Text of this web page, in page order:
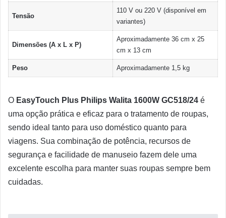
Tensão
110 V ou 220 V (disponível em
variantes)
Dimensões (A x L x P)
Aproximadamente 36 cm x 25
cm x 13 cm
Peso Aproximadamente 1,5 kg
O EasyTouch Plus Philips Walita 1600W GC518/24 é
uma opção prática e eficaz para o tratamento de roupas,
sendo ideal tanto para uso doméstico quanto para
viagens. Sua combinação de potência, recursos de
segurança e facilidade de manuseio fazem dele uma
excelente escolha para manter suas roupas sempre bem
cuidadas.